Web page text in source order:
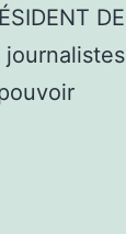
DE
journalistes